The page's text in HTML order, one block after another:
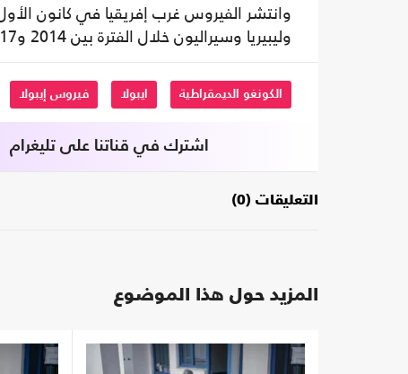
وليبيريا وسيراليون خلال الفترة بين 2014 و2017، فيما توفي أكثر من 11 ألفا من المصابين.
الكونغو الديمقراطية ايبولا فيروس إيبولا
اشترك في قناتنا على تليغرام
التعليقات (0)
المزيد حول هذا الموضوع